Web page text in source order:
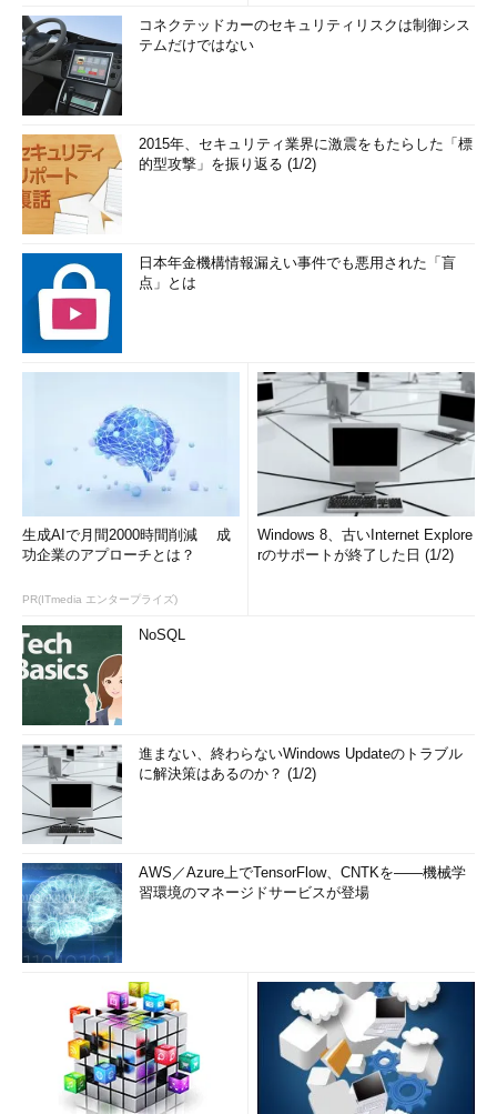
コネクテッドカーのセキュリティリスクは制御シス
テムだけではない
2015年、セキュリティ業界に激震をもたらした「標
的型攻撃」を振り返る (1/2)
日本年金機構情報漏えい事件でも悪用された「盲
点」とは
生成AIで月間2000時間削減 成
功企業のアプローチとは？
PR(ITmedia エンタープライズ)
Windows 8、古いInternet Explore
rのサポートが終了した日 (1/2)
NoSQL
進まない、終わらないWindows Updateのトラブル
に解決策はあるのか？ (1/2)
AWS／Azure上でTensorFlow、CNTKを――機械学
習環境のマネージドサービスが登場